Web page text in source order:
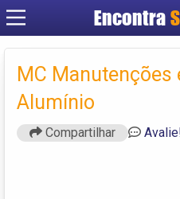
Encontra
MC Manutenções
Alumínio
Compartilhar